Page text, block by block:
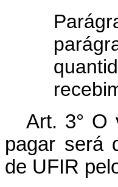
Art. 3° O
pagar será
de UFIR